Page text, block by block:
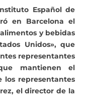
Español de
en Barcelona el
y bebidas
Unidos», que
representantes
mantienen el
los representantes
el director de la